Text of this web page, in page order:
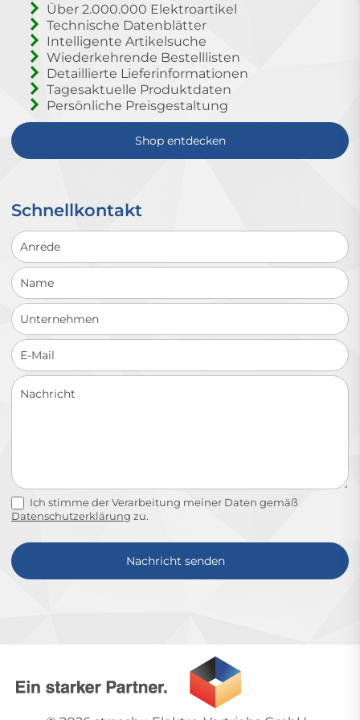
Über 2.000.000 Elektroartikel
Technische Datenblätter
Intelligente Artikelsuche
Wiederkehrende Bestelllisten
Detaillierte Lieferinformationen
Tagesaktuelle Produktdaten
Persönliche Preisgestaltung
Shop entdecken
Schnellkontakt
Schnellkontakt
Ich stimme der Verarbeitung meiner Daten gemäß
Datenschutzerklärung zu.
Nachricht senden